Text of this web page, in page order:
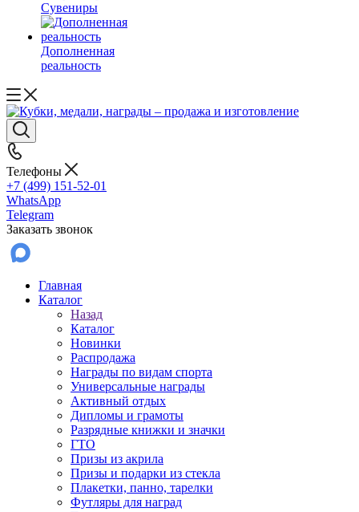
Сувениры
Дополненная
реальность
Телефоны
+7 (499) 151-52-01
WhatsApp
Telegram
Заказать звонок
Главная
Каталог
Назад
Каталог
Новинки
Распродажа
Награды по видам спорта
Универсальные награды
Активный отдых
Дипломы и грамоты
Разрядные книжки и значки
ГТО
Призы из акрила
Призы и подарки из стекла
Плакетки, панно, тарелки
Футляры для наград